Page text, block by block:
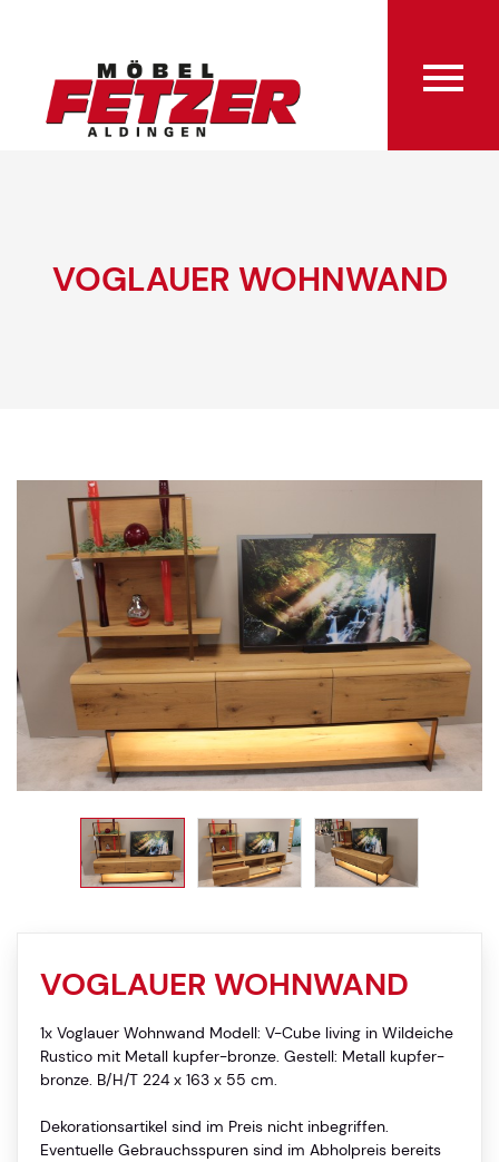
VOGLAUER WOHNWAND
VOGLAUER WOHNWAND
1x Voglauer Wohnwand Modell: V-Cube living in Wildeiche
Rustico mit Metall kupfer-bronze. Gestell: Metall kupfer-
bronze. B/H/T 224 x 163 x 55 cm.
Dekorationsartikel sind im Preis nicht inbegriffen.
Eventuelle Gebrauchsspuren sind im Abholpreis bereits